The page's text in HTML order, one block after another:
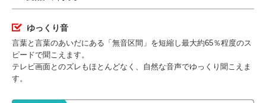
ゆっくり音
言葉と言葉のあいだにある「無音区間」を短縮し最大約65％程度のス
ピードで聞こえます。
テレビ画面とのズレもほとんどなく、自然な音声でゆっくり聞こえま
す。